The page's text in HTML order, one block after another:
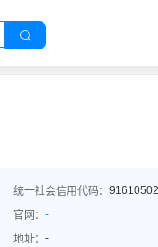
统一社会信用代码：
官网： -
地址： -